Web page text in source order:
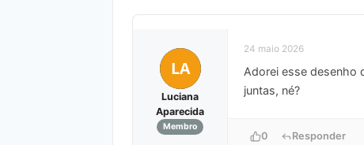
LA
Luciana
Aparecida
Membro
24 maio 2026
Adorei esse desenho
juntas, né?
0 Responder